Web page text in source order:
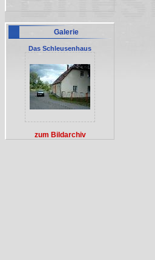
Galerie
Das Schleusenhaus
zum Bildarchiv